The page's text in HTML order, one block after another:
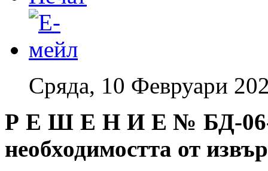
Сряда, 10 Февруари
Р Е Ш Е Н И Е № БД-
необходимостта от